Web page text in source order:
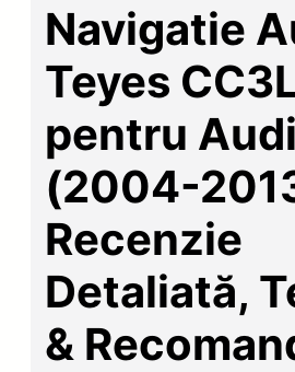
Navigatie
Teyes
pentru
(2004-
Recenzie
Detaliată,
&